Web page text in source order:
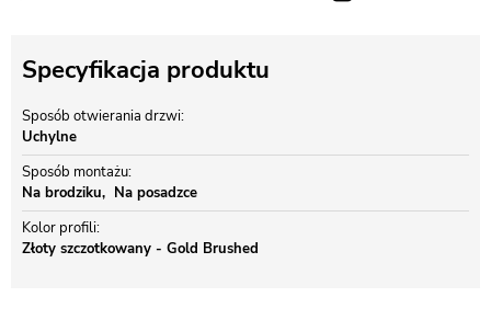
Specyfikacja produktu
Sposób otwierania drzwi
Uchylne
Sposób montażu
Na brodziku
Na posadzce
Kolor profili
Złoty szczotkowany - Gold Brushed